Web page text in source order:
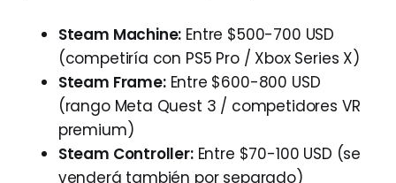
Steam Machine: Entre $500-700 USD
(competiría con PS5 Pro / Xbox Series X)
Steam Frame:Entre $600-800 USD
(rango Meta Quest 3 / competidores VR
premium)
Steam Controller:Entre $70-100 USD (se
venderá también por separado)